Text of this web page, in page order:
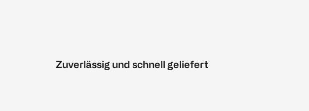
Zuverlässig und schnell geliefert